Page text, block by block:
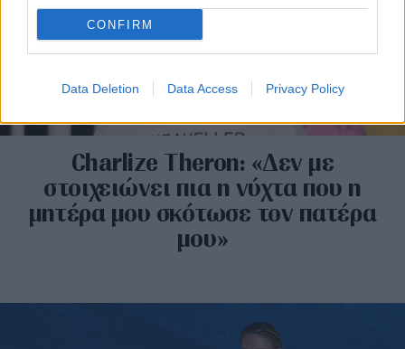
CONFIRM
Data Deletion Data Access Privacy Policy
Charlize Theron: «Δεν με
στοιχειώνει πια η νύχτα που η
μητέρα μου σκότωσε τον πατέρα
μου»